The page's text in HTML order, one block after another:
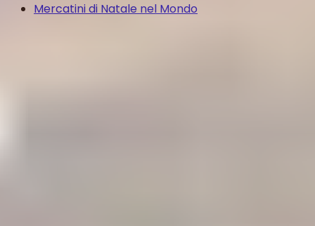
Mercatini di Natale nel Mondo